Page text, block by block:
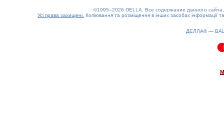
©1995–2026 DELLA. Все содержание данного
Усі права захищені. Копіювання та розміщення в інших засобах інформації
ДЕЛЛА® —